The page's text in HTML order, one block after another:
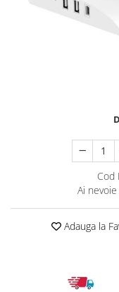
Cod
Ai
Adauga la